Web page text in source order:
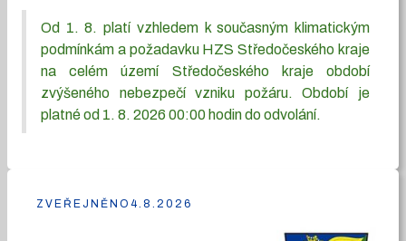
Od 1. 8. platí vzhledem k současným klimatickým
podmínkám a požadavku HZS Středočeského kraje
na celém území Středočeského kraje období
zvýšeného nebezpečí vzniku požáru. Období je
platné od 1. 8. 2026 00:00 hodin do odvolání.
ZVEŘEJNĚNO 4.8.2026